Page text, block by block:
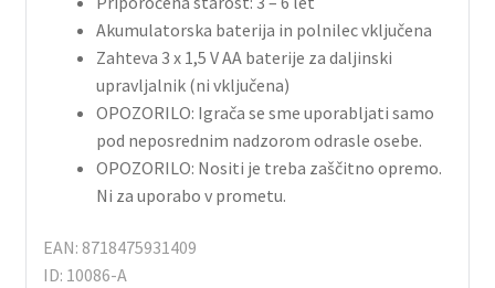
Akumulatorska baterija in polnilec vključena
Zahteva 3 x 1,5 V AA baterije za daljinski
upravljalnik (ni vključena)
OPOZORILO: Igrača se sme uporabljati samo
pod neposrednim nadzorom odrasle osebe.
OPOZORILO: Nositi je treba zaščitno opremo.
Ni za uporabo v prometu.
EAN: 8718475931409
ID: 10086-A